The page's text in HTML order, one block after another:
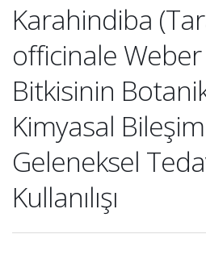
Karahindiba
officinale
Bitkisinin
Kimyasal
Geleneksel
Kullanılışı